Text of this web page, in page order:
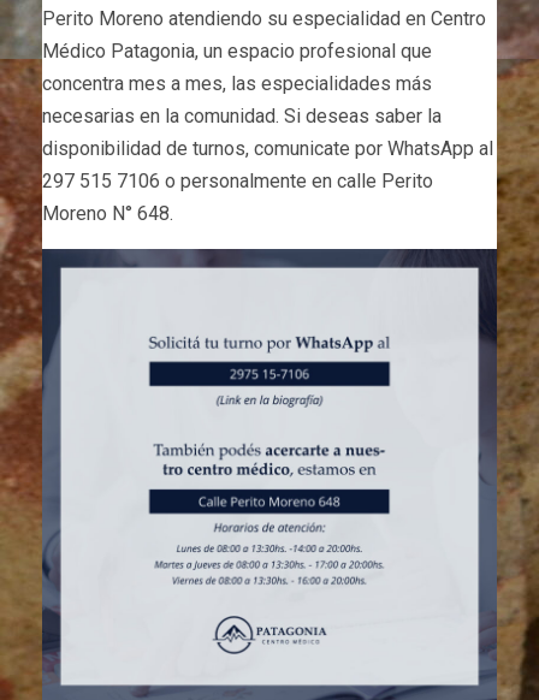
Perito Moreno atendiendo su especialidad en Centro
Médico Patagonia, un espacio profesional que
concentra mes a mes, las especialidades más
necesarias en la comunidad. Si deseas saber la
disponibilidad de turnos, comunicate por WhatsApp al
297 515 7106 o personalmente en calle Perito
Moreno N° 648.